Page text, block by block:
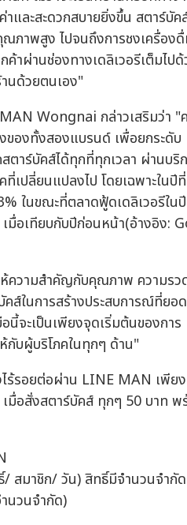
และสะดวกสบายยิ่งขึ้น สตาร์บั
ภาพสูง ไปจนถึงการชงเครื่อง
ผ่านช่องทางเดลิเวอรีเต็มไปด้
นด้วยตนเอง"
Wongnai กล่าวเสริมว่า "
ของทั้งสองแบรนด์ เพื่อยกระดับ
าร์บัคส์ได้ทุกที่ทุกเวลา ผ่านบริ
เปลี่ยนแปลงไป โดยเฉพาะในปี
ในขณะที่ตลาดฟู้ดเดลิเวอรีใน
มื่อเทียบกับปีก่อนหน้า(อ้างอิง:
ความสำคัญกับคุณภาพ ความรว
ในการสร้างประสบการณ์ที่ยอ
นี้จะเป็นเพียงจุดเริ่มต้นของการ
กับผู้บริโภคในทุกๆ ด้าน"
ร้รอยต่อผ่าน LINE MAN เพีย
อสั่งสตาร์บัคส์ ทุกๆ 50 บาท พ
สมาชิก/ วัน) สิทธิ์มีจำนวนจำกั
นวนจำกัด)